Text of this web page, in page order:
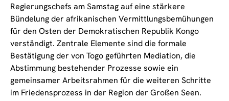
Regierungschefs am Samstag auf eine stärkere
Bündelung der afrikanischen Vermittlungsbemühungen
für den Osten der Demokratischen Republik Kongo
verständigt. Zentrale Elemente sind die formale
Bestätigung der von Togo geführten Mediation, die
Abstimmung bestehender Prozesse sowie ein
gemeinsamer Arbeitsrahmen für die weiteren Schritte
im Friedensprozess in der Region der Großen Seen.